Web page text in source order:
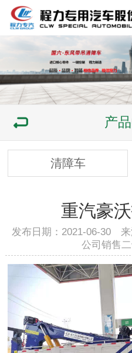
产
清障车
重汽豪
发布日期：2021-06-30
公司销售